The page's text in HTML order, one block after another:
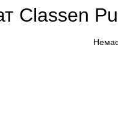
Classen